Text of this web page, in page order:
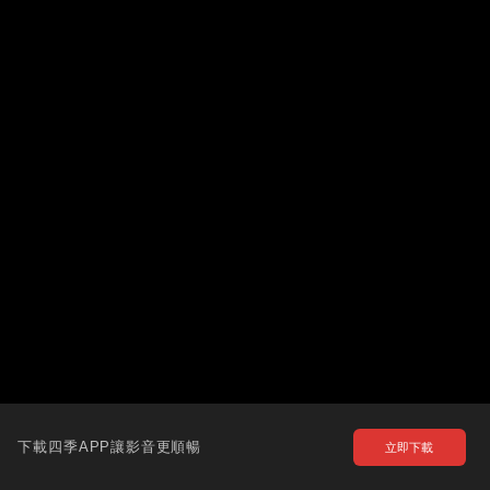
下載四季APP讓影音更順暢 立即下載